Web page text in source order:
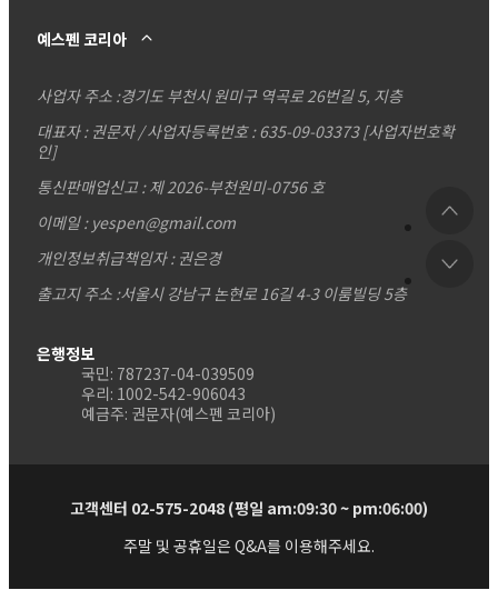
예스펜 코리아
사업자 주소 :경기도 부천시 원미구 역곡로 26번길 5, 지층
대표자 : 권문자 / 사업자등록번호 : 635-09-03373 [사업자번호확
인]
통신판매업신고 : 제 2026-부천원미-0756 호
이메일 : yespen@gmail.com
개인정보취급책임자 : 권은경
출고지 주소 :서울시 강남구 논현로 16길 4-3 이룸빌딩 5층
은행정보
국민: 787237-04-039509
우리: 1002-542-906043
예금주: 권문자(예스펜 코리아)
고객센터 02-575-2048 (평일 am:09:30 ~ pm:06:00)
주말 및 공휴일은 Q&A를 이용해주세요.